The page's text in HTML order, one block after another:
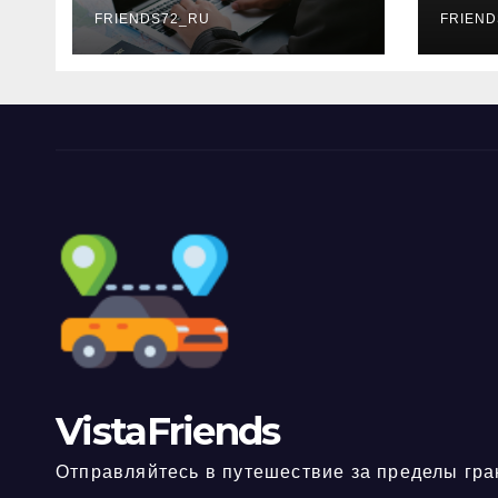
FRIENDS72_RU
VistaFriends
Отправляйтесь в путешествие за пределы